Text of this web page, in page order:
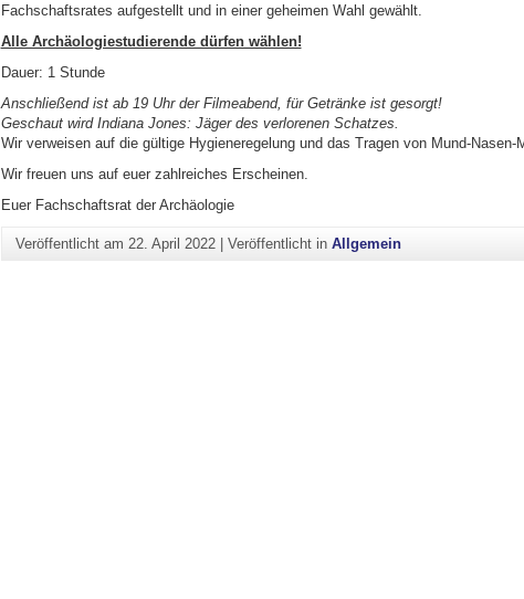
Fachschaftsrates aufgestellt und in einer geheimen Wahl gewählt.
Alle Archäologiestudierende dürfen wählen!
Dauer: 1 Stunde
Anschließend ist ab 19 Uhr der Filmeabend, für Getränke ist gesorgt!
Geschaut wird Indiana Jones: Jäger des verlorenen Schatzes.
Wir verweisen auf die gültige Hygieneregelung und das Tragen von Mund-Nasen-
Wir freuen uns auf euer zahlreiches Erscheinen.
Euer Fachschaftsrat der Archäologie
Veröffentlicht am22. April 2022 |Veröffentlicht inAllgemein